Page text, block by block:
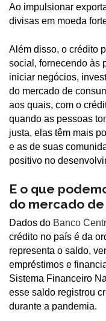
Ao impulsionar
divisas em moeda
Além disso, o crédito
social, fornecendo às
iniciar negócios,
do mercado de
aos quais, com o
quando as pessoas
justa, elas têm mais
e as de suas
positivo no
E o que
do mercado
Dados do Banco
crédito no país é da
representa o saldo,
empréstimos e
Sistema Financeiro
esse saldo registrou
durante a pandemia.